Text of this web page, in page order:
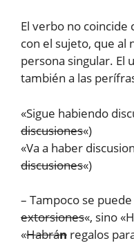
El verbo no
con el sujeto, que al
persona singular. El
también a las
«Sigue habiendo
discusiones«)
«Va a haber
discusiones«)
– Tampoco se
extorsiones«, sino
«Habrán regalos